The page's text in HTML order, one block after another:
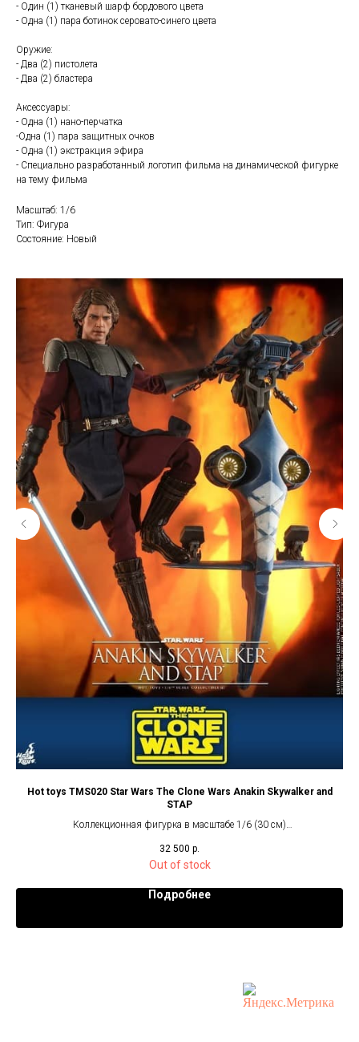
- Один (1) тканевый шарф бордового цвета
- Одна (1) пара ботинок серовато-синего цвета
Оружие:
- Два (2) пистолета
- Два (2) бластера
Аксессуары:
- Одна (1) нано-перчатка
-Одна (1) пара защитных очков
- Одна (1) экстракция эфира
- Специально разработанный логотип фильма на динамической фигурке
на тему фильма
Масштаб: 1/6
Тип: Фигура
Состояние: Новый
Hot toys TMS020 Star Wars The Clone Wars Anakin Skywalker and
STAP
Коллекционная фигурка в масштабе 1/6 (30 см)
32 500 р.
Out of stock
Подробнее